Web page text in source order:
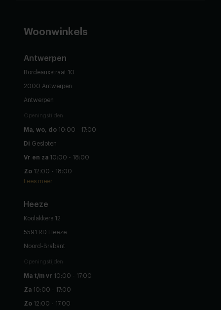
Woonwinkels
Antwerpen
Bordeauxstraat 10
2000 Antwerpen
Antwerpen
Openingstijden
Ma, wo, do 10:00 - 17:00
Di Gesloten
Vr en za 10:00 - 18:00
Zo 12:00 - 18:00
Lees meer
Heeze
Koolakkers 12
5591 RD Heeze
Noord-Brabant
Openingstijden
Ma t/m vr 10:00 - 17:00
Za 10:00 - 17:00
Zo 12:00 - 17:00